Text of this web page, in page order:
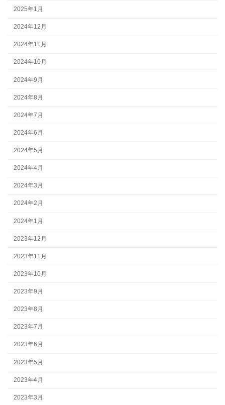
2025年1月
2024年12月
2024年11月
2024年10月
2024年9月
2024年8月
2024年7月
2024年6月
2024年5月
2024年4月
2024年3月
2024年2月
2024年1月
2023年12月
2023年11月
2023年10月
2023年9月
2023年8月
2023年7月
2023年6月
2023年5月
2023年4月
2023年3月